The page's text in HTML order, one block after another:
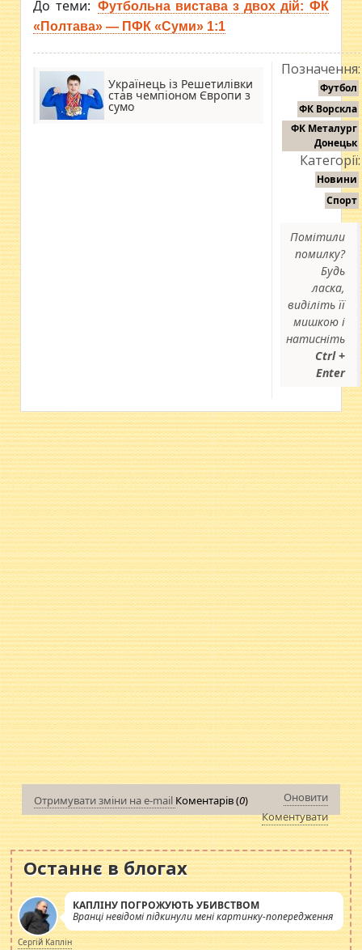
До теми: Футбольна вистава з двох дій: ФК
«Полтава» — ПФК «Суми» 1:1
Українець із Решетилівки
став чемпіоном Європи з
сумо
Позначення:
Футбол
ФК Ворскла
ФК Металург
Донецьк
Категорії:
Новини
Спорт
Помітили
помилку?
Будь
ласка,
виділіть її
мишкою і
натисніть
Ctrl +
Enter
Отримувати зміни на e-mail Коментарів (0)
Оновити
Коментувати
Останнє в блогах
КАПЛІНУ ПОГРОЖУЮТЬ УБИВСТВОМ
Вранці невідомі підкинули мені картинку-попередження
Сергій Каплін